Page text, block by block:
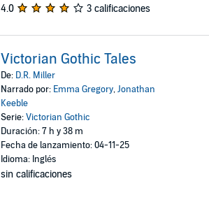
4.0 3 calificaciones
Victorian Gothic Tales
De: D.R. Miller
Narrado por: Emma Gregory,Jonathan
Keeble
Serie:Victorian Gothic
Duración: 7 h y 38 m
Fecha de lanzamiento: 04-11-25
Idioma: Inglés
sin calificaciones